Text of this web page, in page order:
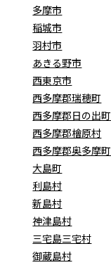
多摩市
稲城市
羽村市
あきる野市
西東京市
西多摩郡瑞穂町
西多摩郡日の出町
西多摩郡檜原村
西多摩郡奥多摩町
大島町
利島村
新島村
神津島村
三宅島三宅村
御蔵島村